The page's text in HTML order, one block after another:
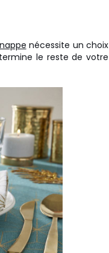
nappe nécessite un choix
le reste de votre